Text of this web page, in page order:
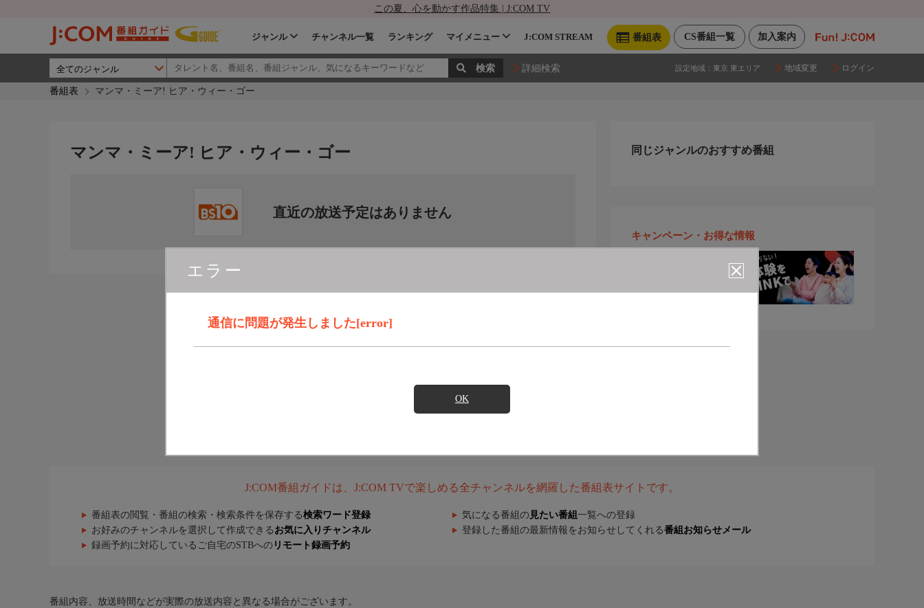
この夏、心を動かす作品特集 | J:COM TV
加入案内
CS番組一覧
番組表
ジャンル チャンネル一覧 ランキング マイメニュー J:COM STREAM
詳細検索 設定地域： 東京 東エリア 地域変更 ログイン
番組表 マンマ・ミーア! ヒア・ウィー・ゴー
エラー
通信に問題が発生しました[error]
OK
マンマ・ミーア! ヒア・ウィー・ゴー
直近の放送予定はありません
同じジャンルのおすすめ番組
キャンペーン・お得な情報
J:COM番組ガイドは、J:COM TVで楽しめる全チャンネルを網羅した番組表サイトです。
番組表の閲覧・番組の検索・検索条件を保存する検索ワード登録 気になる番組の 見たい番組 一覧への登録
お好みのチャンネルを選択して作成できる お気に入りチャンネル 登録した番組の最新情報をお知らせしてくれる番組お知らせメール
録画予約に対応しているご自宅のSTBへの リモート録画予約
番組内容、放送時間などが実際の放送内容と異なる場合がございます。